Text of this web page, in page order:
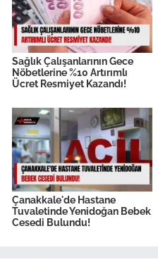
Sağlık Çalışanlarının Gece
Nöbetlerine %10 Artırımlı
Ücret Resmiyet Kazandı!
Çanakkale'de Hastane
Tuvaletinde Yenidoğan Bebek
Cesedi Bulundu!